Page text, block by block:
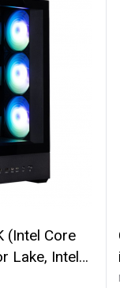
(Intel Core
Lake, Intel
(2